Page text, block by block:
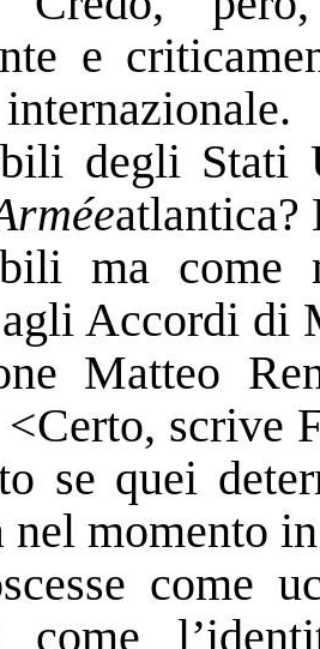
e
degli
atlantica?
ma come
Accordi di
Matteo
scrive
se quei
nel momento
come
come